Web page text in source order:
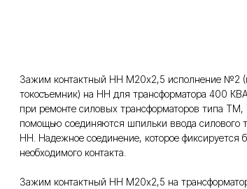
Зажим контактный НН М20х2,5 исполнение №2
токосъемник) на НН для трансформатора 400
при ремонте силовых трансформаторов типа
помощью соединяются шпильки ввода силового
НН. Надежное соединение, которое фиксируется
необходимого контакта.
Зажим контактный НН М20х2,5 на